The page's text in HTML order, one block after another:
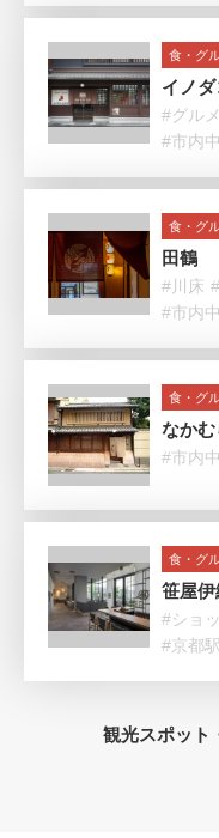
食・グ
イノ
#グルメ
#市内
食・グ
田鶴
#川床
#市内
食・グ
なかむ
#市内
食・グ
笹屋
#ショ
#京都
観光スポット